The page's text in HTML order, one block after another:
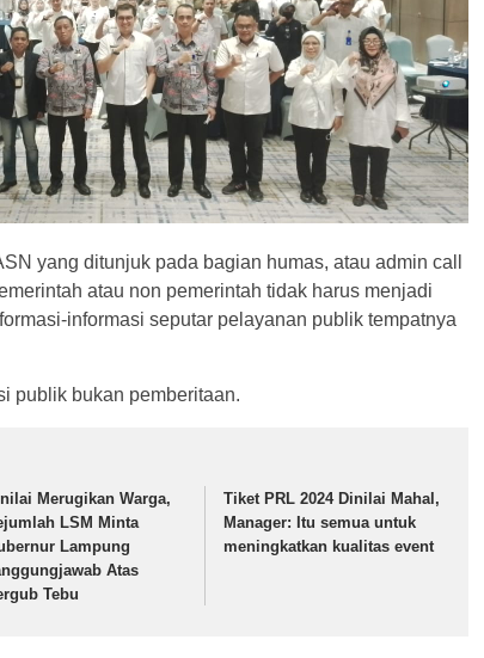
yang ditunjuk pada bagian humas, atau admin call
atau non pemerintah tidak harus menjadi
informasi seputar pelayanan publik tempatnya
publik bukan pemberitaan.
Merugikan Warga,
LSM Minta
Lampung
Atas
Tebu
Tiket PRL 2024 Dinilai Mahal,
Manager: Itu semua untuk
meningkatkan kualitas event